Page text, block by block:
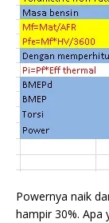
Powernya naik
hampir 30%. Apa